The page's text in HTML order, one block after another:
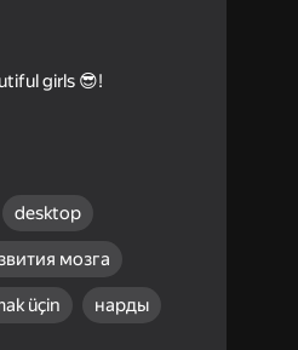
girls 😎!
desktop
мозга
üçin нарды